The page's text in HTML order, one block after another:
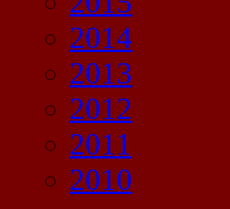
2014
2013
2012
2011
2010